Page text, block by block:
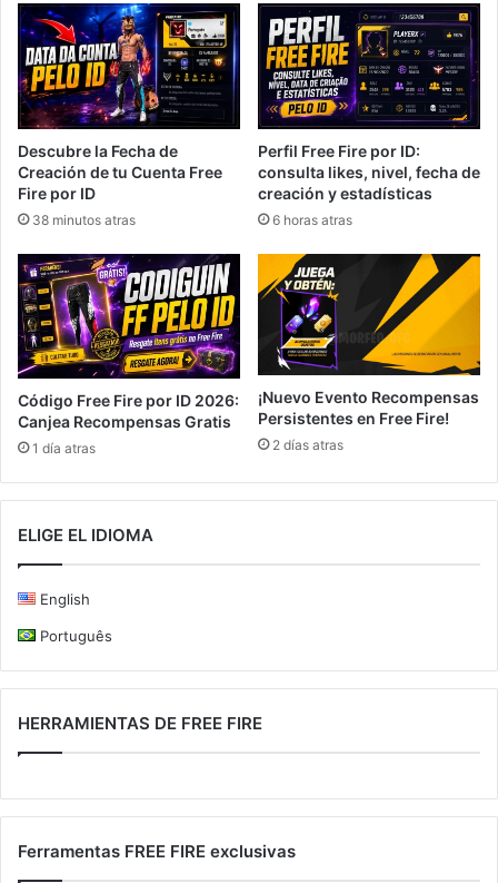
Descubre la Fecha de
Creación de tu Cuenta Free
Fire por ID
38 minutos atras
Perfil Free Fire por ID:
consulta likes, nivel, fecha de
creación y estadísticas
6 horas atras
Código Free Fire por ID 2026:
Canjea Recompensas Gratis
1 día atras
¡Nuevo Evento Recompensas
Persistentes en Free Fire!
2 días atras
ELIGE EL IDIOMA
English
Português
HERRAMIENTAS DE FREE FIRE
Ferramentas FREE FIRE exclusivas